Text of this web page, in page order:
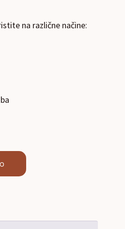
na različne načine: